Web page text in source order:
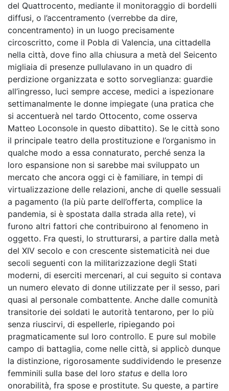
del Quattrocento, mediante il monitoraggio di bordelli
diffusi, o l’accentramento (verrebbe da dire,
concentramento) in un luogo precisamente
circoscritto, come il Pobla di Valencia, una cittadella
nella città, dove fino alla chiusura a metà del Seicento
migliaia di presenze pullulavano in un quadro di
perdizione organizzata e sotto sorveglianza: guardie
all’ingresso, luci sempre accese, medici a ispezionare
settimanalmente le donne impiegate (una pratica che
si accentuerà nel tardo Ottocento, come osserva
Matteo Loconsole in questo dibattito). Se le città sono
il principale teatro della prostituzione e l’organismo in
qualche modo a essa connaturato, perché senza la
loro espansione non si sarebbe mai sviluppato un
mercato che ancora oggi ci è familiare, in tempi di
virtualizzazione delle relazioni, anche di quelle sessuali
a pagamento (la più parte dell’offerta, complice la
pandemia, si è spostata dalla strada alla rete), vi
furono altri fattori che contribuirono al fenomeno in
oggetto. Fra questi, lo strutturarsi, a partire dalla metà
del XIV secolo e con crescente sistematicità nei due
secoli seguenti con la militarizzazione degli Stati
moderni, di eserciti mercenari, al cui seguito si contava
un numero elevato di donne utilizzate per il sesso, pari
quasi al personale combattente. Anche dalle comunità
transitorie dei soldati le autorità tentarono, per lo più
senza riuscirvi, di espellerle, ripiegando poi
pragmaticamente sul loro controllo. E pure sul mobile
campo di battaglia, come nelle città, si applicò dunque
la distinzione, rigorosamente suddividendo le presenze
femminili sulla base del loro status e della loro
onorabilità, fra spose e prostitute. Su queste, a partire